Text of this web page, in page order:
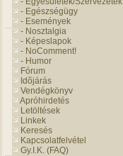
- Egészségügy
- Események
- Nosztalgia
- Képeslapok
- NoComment!
- Humor
Fórum
Idõjárás
Vendégkönyv
Apróhirdetés
Letöltések
Linkek
Keresés
Kapcsolatfelvétel
Gy.I.K. (FAQ)